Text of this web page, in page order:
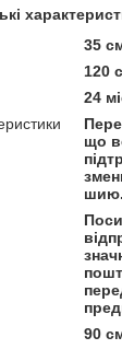
35
120
24
що
шию.
90